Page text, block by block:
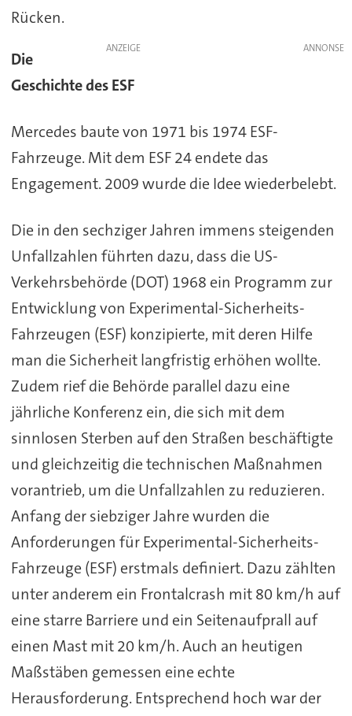
Rücken.
ANZEIGE
Die
Geschichte des ESF
Mercedes baute von 1971 bis 1974 ESF-
Fahrzeuge. Mit dem ESF 24 endete das
Engagement. 2009 wurde die Idee wiederbelebt.
Die in den sechziger Jahren immens steigenden
Unfallzahlen führten dazu, dass die US-
Verkehrsbehörde (DOT) 1968 ein Programm zur
Entwicklung von Experimental-Sicherheits-
Fahrzeugen (ESF) konzipierte, mit deren Hilfe
man die Sicherheit langfristig erhöhen wollte.
Zudem rief die Behörde parallel dazu eine
jährliche Konferenz ein, die sich mit dem
sinnlosen Sterben auf den Straßen beschäftigte
und gleichzeitig die technischen Maßnahmen
vorantrieb, um die Unfallzahlen zu reduzieren.
Anfang der siebziger Jahre wurden die
Anforderungen für Experimental-Sicherheits-
Fahrzeuge (ESF) erstmals definiert. Dazu zählten
unter anderem ein Frontalcrash mit 80 km/h auf
eine starre Barriere und ein Seitenaufprall auf
einen Mast mit 20 km/h. Auch an heutigen
Maßstäben gemessen eine echte
Herausforderung. Entsprechend hoch war der